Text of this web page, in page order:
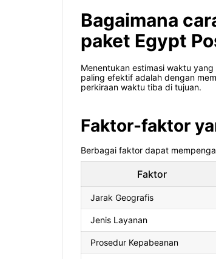
Bagaimana
paket Egypt
Menentukan estimasi waktu
paling efektif adalah dengan
perkiraan waktu tiba di tujuan.
Faktor-faktor
Berbagai faktor dapat
Faktor
Jarak Geografis
Jenis Layanan
Prosedur Kepabeanan